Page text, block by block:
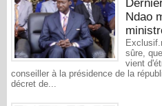
Ndao
sûre,
vient
conseiller à la présidence de la
décret de...